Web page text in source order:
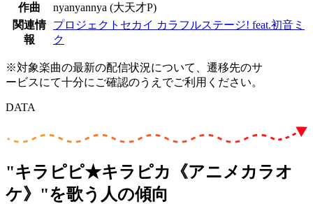
作曲
nyanyannya (大天才P)
関連情
報
プロジェクトセカイ カラフルステージ! feat.初音ミ
ク
※対象楽曲の最新の配信状況について、遷移先のサ
ービスにて十分にご確認のうえでご利用ください。
DATA
"キラピピ★キラピカ《アニメカラオ
ケ》"を歌う人の傾向